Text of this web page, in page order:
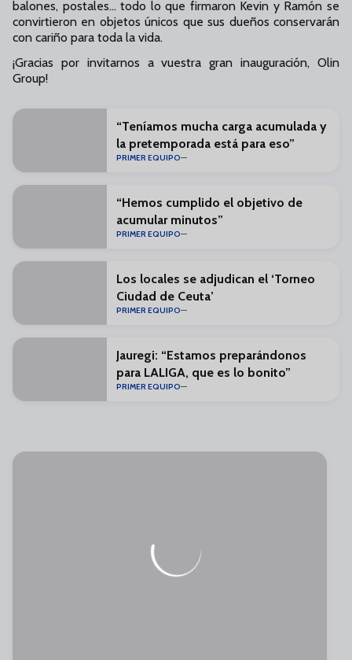
balones, postales… todo lo que firmaron Kevin y Ramón se
convirtieron en objetos únicos que sus dueños conservarán
con cariño para toda la vida.
¡Gracias por invitarnos a vuestra gran inauguración, Olin
Group!
“Teníamos mucha carga acumulada y
la pretemporada está para eso”
PRIMER EQUIPO
“Hemos cumplido el objetivo de
acumular minutos”
PRIMER EQUIPO
Los locales se adjudican el ‘Torneo
Ciudad de Ceuta’
PRIMER EQUIPO
Jauregi: “Estamos preparándonos
para LALIGA, que es lo bonito”
PRIMER EQUIPO